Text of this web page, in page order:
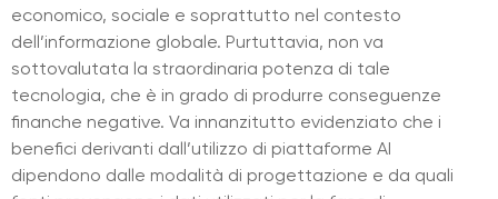
economico, sociale e soprattutto nel contesto
dell’informazione globale. Purtuttavia, non va
sottovalutata la straordinaria potenza di tale
tecnologia, che è in grado di produrre conseguenze
finanche negative. Va innanzitutto evidenziato che i
benefici derivanti dall’utilizzo di piattaforme AI
dipendono dalle modalità di progettazione e da quali